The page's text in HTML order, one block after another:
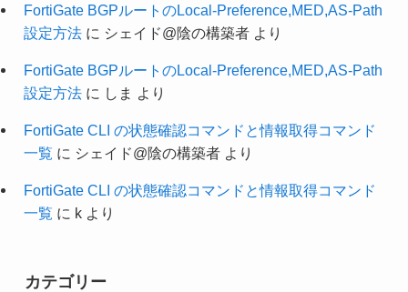
FortiGate BGPルートのLocal-Preference,MED,AS-Path
設定方法に シェイド@陰の構築者より
FortiGate BGPルートのLocal-Preference,MED,AS-Path
設定方法に しま より
FortiGate CLI の状態確認コマンドと情報取得コマンド
一覧 に シェイド@陰の構築者より
FortiGate CLI の状態確認コマンドと情報取得コマンド
一覧 に kより
カテゴリー